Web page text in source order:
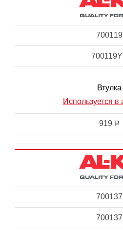
700119
Втулка
Используется в
919 i
700137
700137